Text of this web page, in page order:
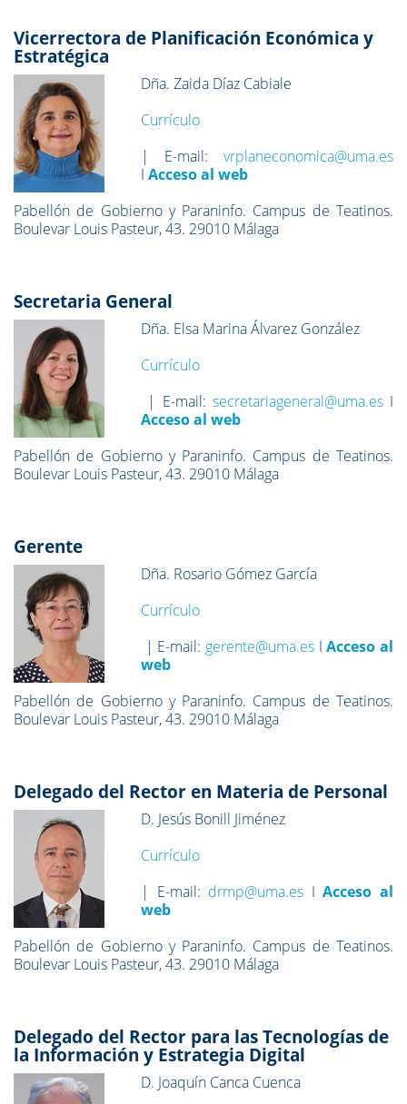
Vicerrectora de Planificación Económica y
Estratégica
Dña. Zaida Díaz Cabiale
Currículo
| E-mail: vrplaneconomica@uma.es
I Acceso al web
Pabellón de Gobierno y Paraninfo. Campus de Teatinos.
Boulevar Louis Pasteur, 43. 29010 Málaga
Secretaria General
Dña. Elsa Marina Álvarez González
Currículo
| E-mail: secretariageneral@uma.esI
Acceso al web
Pabellón de Gobierno y Paraninfo. Campus de Teatinos.
Boulevar Louis Pasteur, 43. 29010 Málaga
Gerente
Dña. Rosario Gómez García
Currículo
| E-mail: gerente@uma.es IAcceso al
web
Pabellón de Gobierno y Paraninfo. Campus de Teatinos.
Boulevar Louis Pasteur, 43. 29010 Málaga
Delegado del Rector en Materia de Personal
D. Jesús Bonill Jiménez
Currículo
| E-mail: drmp@uma.es IAcceso al
web
Pabellón de Gobierno y Paraninfo. Campus de Teatinos.
Boulevar Louis Pasteur, 43. 29010 Málaga
Delegado del Rector para las Tecnologías de
la Información y Estrategia Digital
D. Joaquín Canca Cuenca